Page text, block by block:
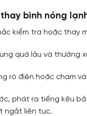
bình nóng
kiểm tra hoặc thay
quá lâu và thường
rò điện hoặc chạm
phát ra tiếng kêu
ngắt liên tục.